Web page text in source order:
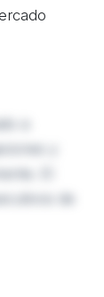
a
y
El
de